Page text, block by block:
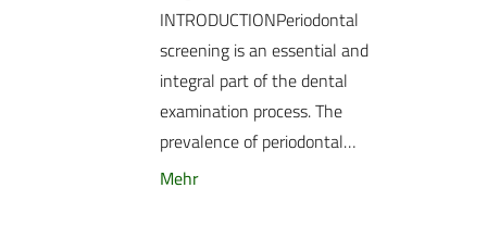
INTRODUCTIONPeriodontal
screening is an essential and
integral part of the dental
examination process. The
prevalence of periodontal…
Mehr